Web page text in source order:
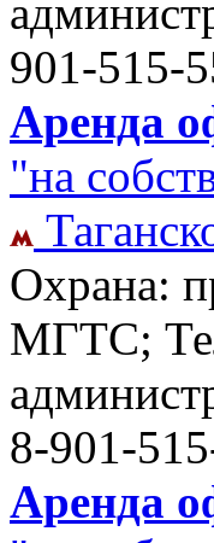
901-515-
Аренда
"на
Охрана:
МГТС;
8-901-
Аренда